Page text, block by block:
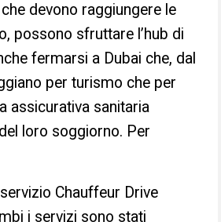
devono raggiungere le
possono sfruttare l’hub di
fermarsi a Dubai che, dal
per turismo che per
assicurativa sanitaria
loro soggiorno. Per
Chauffeur Drive
i servizi sono stati